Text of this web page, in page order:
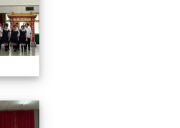
2026/01/07會考誓師活